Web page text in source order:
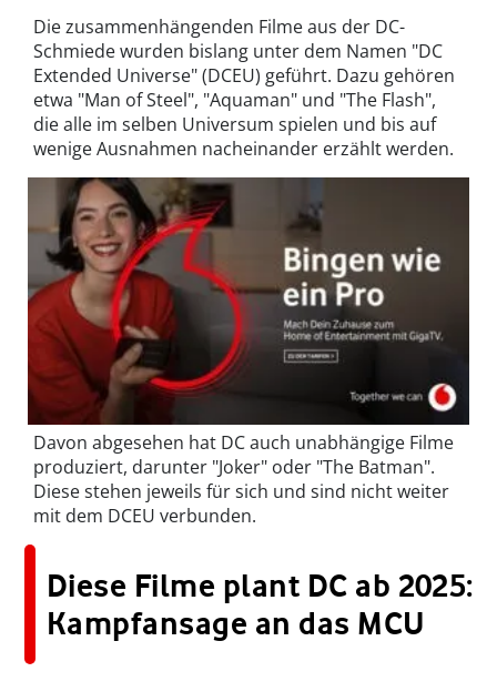
Die zusammenhängenden Filme aus der DC-
Schmiede wurden bislang unter dem Namen "DC
Extended Universe" (DCEU) geführt. Dazu gehören
etwa "Man of Steel", "Aquaman" und "The Flash",
die alle im selben Universum spielen und bis auf
wenige Ausnahmen nacheinander erzählt werden.
Davon abgesehen hat DC auch unabhängige Filme
produziert, darunter "Joker" oder "The Batman".
Diese stehen jeweils für sich und sind nicht weiter
mit dem DCEU verbunden.
Diese Filme plant DC ab 2025:
Kampfansage an das MCU